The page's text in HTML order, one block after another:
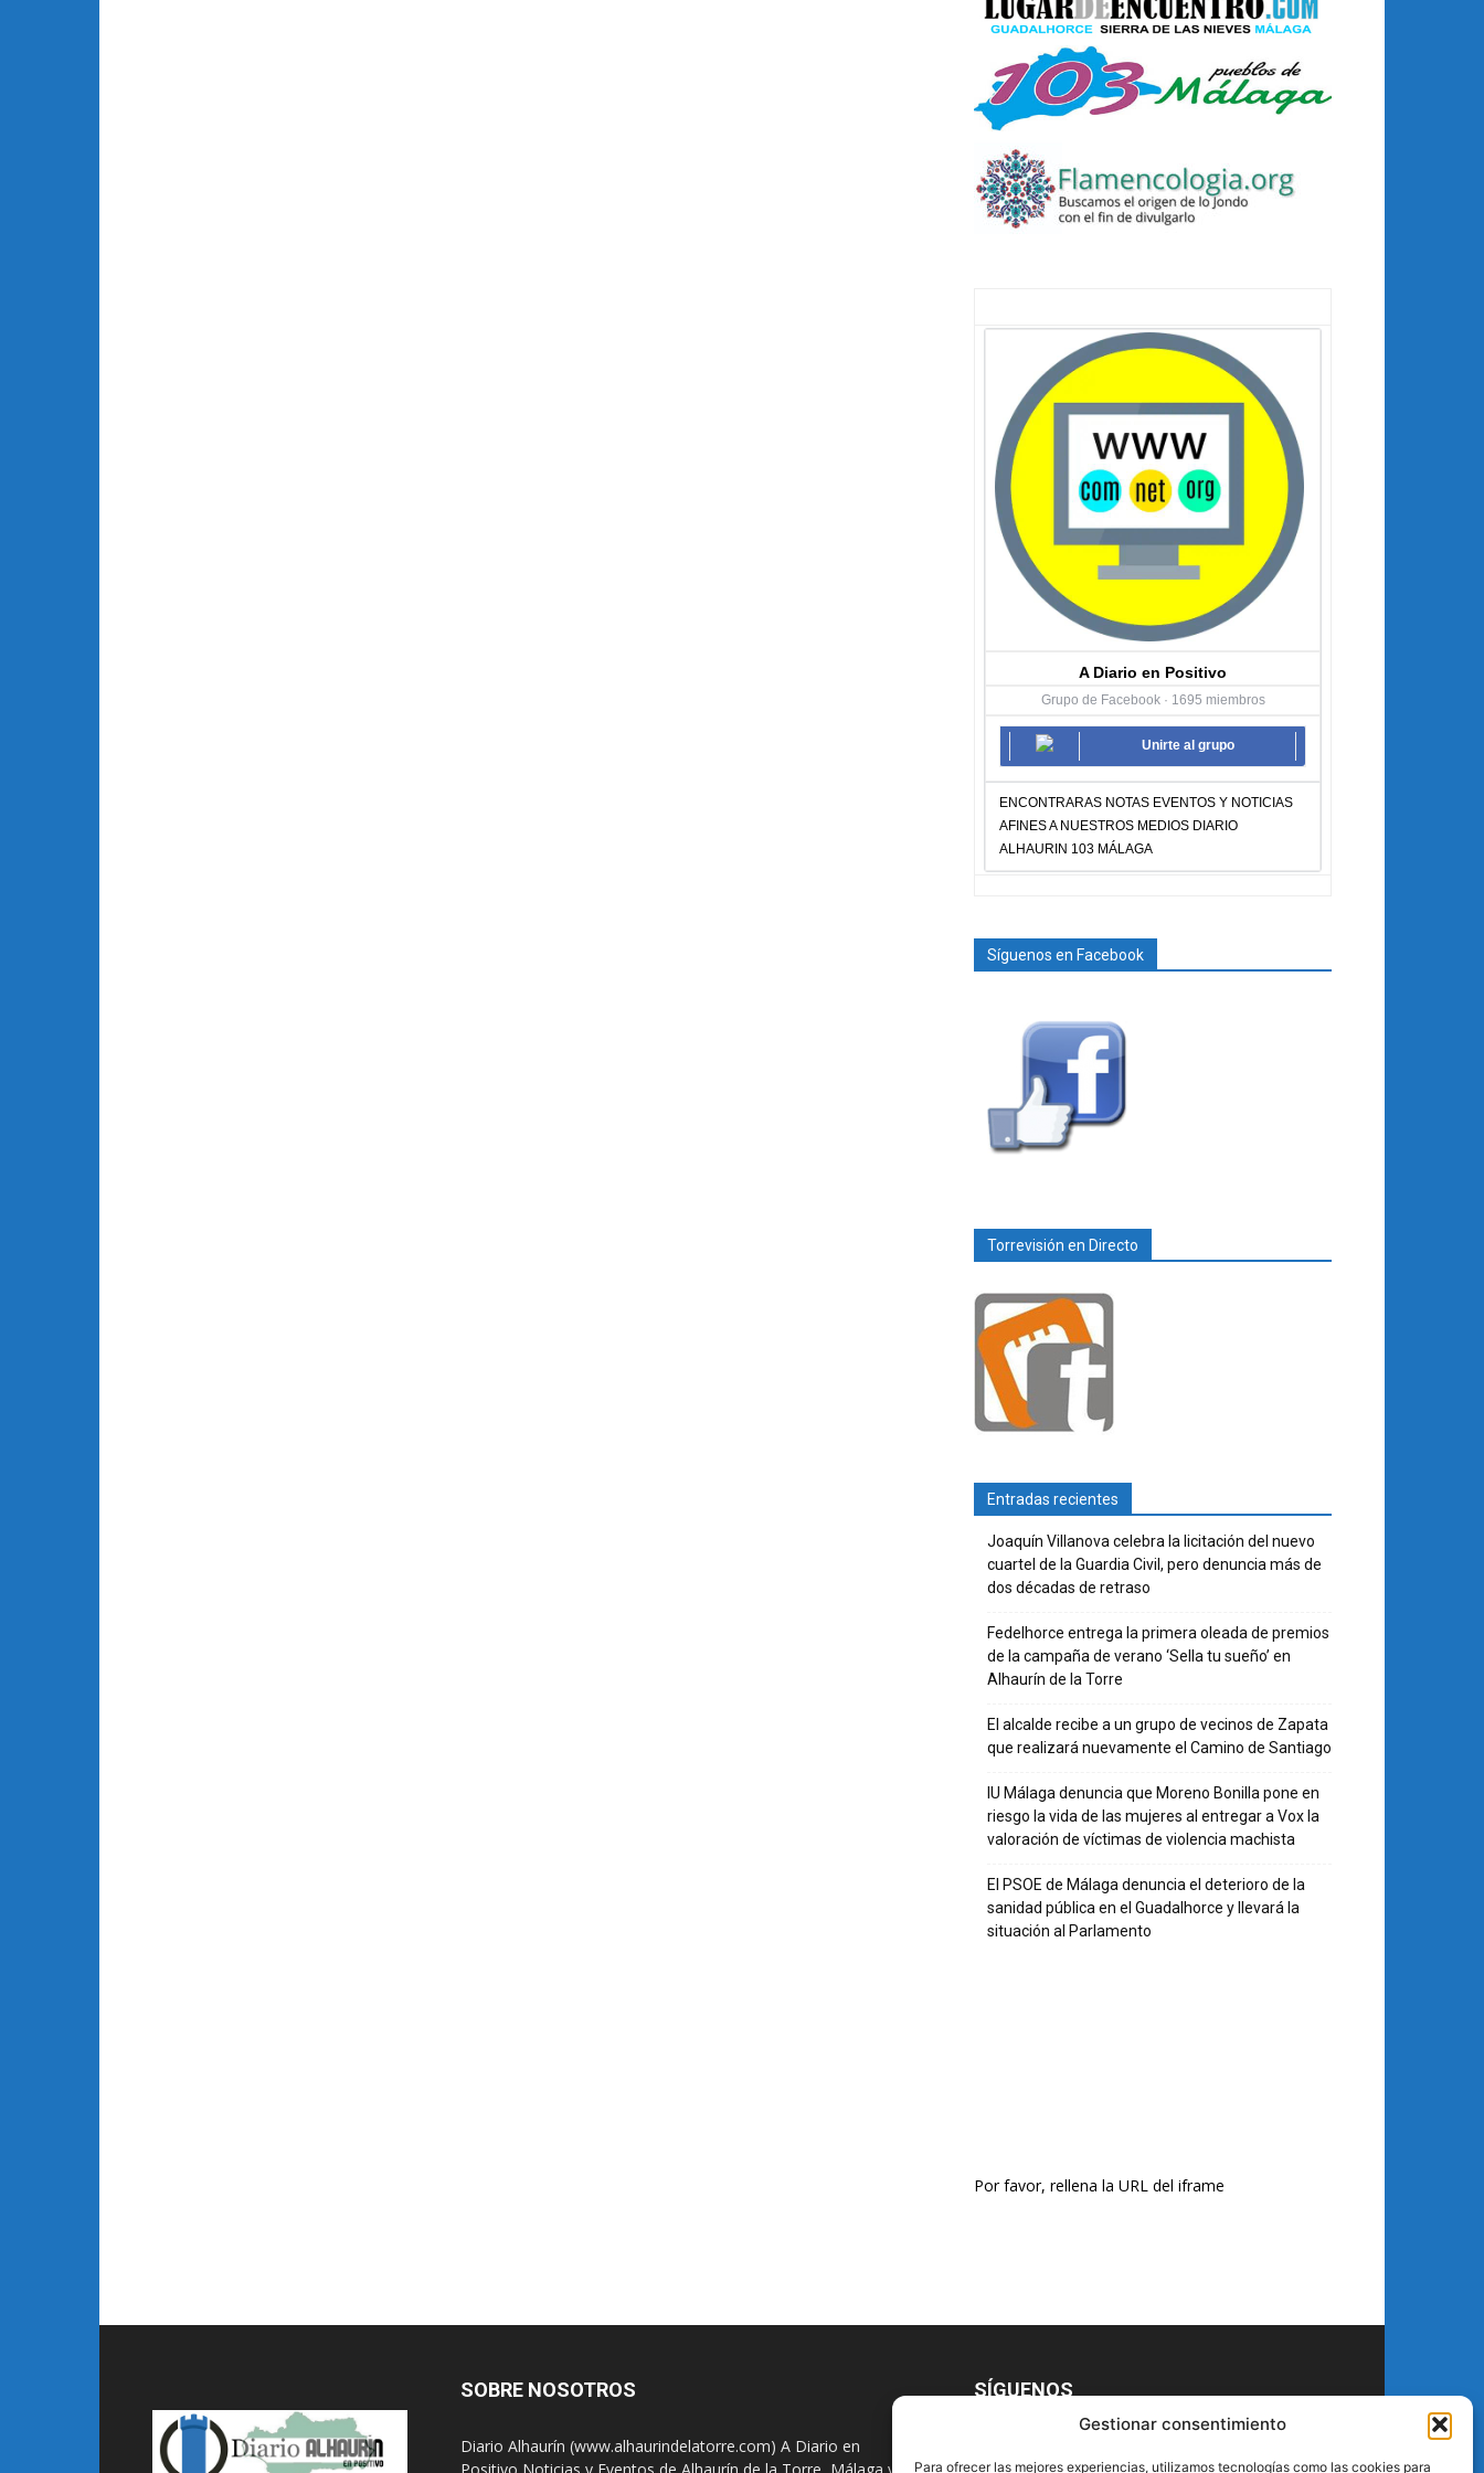
Gestionar consentimiento
Para ofrecer las mejores experiencias, utilizamos tecnologías como las cookies para
A Diario en Positivo
Grupo de Facebook · 1695 miembros
Unirte al grupo
ENCONTRARAS NOTAS EVENTOS Y NOTICIAS
AFINES A NUESTROS MEDIOS DIARIO
ALHAURIN 103 MÁLAGA
Síguenos en Facebook
Torrevisión en Directo
Entradas recientes
Joaquín Villanova celebra la licitación del nuevo
cuartel de la Guardia Civil, pero denuncia más de
dos décadas de retraso
Fedelhorce entrega la primera oleada de premios
de la campaña de verano ‘Sella tu sueño’ en
Alhaurín de la Torre
El alcalde recibe a un grupo de vecinos de Zapata
que realizará nuevamente el Camino de Santiago
IU Málaga denuncia que Moreno Bonilla pone en
riesgo la vida de las mujeres al entregar a Vox la
valoración de víctimas de violencia machista
El PSOE de Málaga denuncia el deterioro de la
sanidad pública en el Guadalhorce y llevará la
situación al Parlamento
Por favor, rellena la URL del iframe
SOBRE NOSOTROS
Diario Alhaurín (www.alhaurindelatorre.com) A Diario en
Positivo Noticias y Eventos de Alhaurín de la Torre, Málaga y
SÍGUENOS